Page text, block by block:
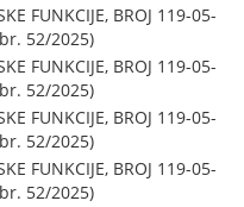
FUNKCIJE, BROJ 119-05-
52/2025)
FUNKCIJE, BROJ 119-05-
52/2025)
FUNKCIJE, BROJ 119-05-
52/2025)
FUNKCIJE, BROJ 119-05-
52/2025)